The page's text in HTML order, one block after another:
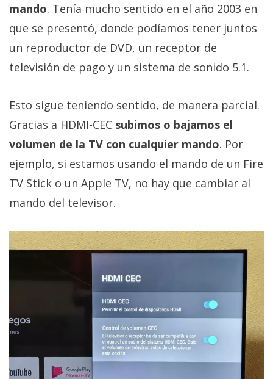
mando. Tenía mucho sentido en el año 2003 en
que se presentó, donde podíamos tener juntos
un reproductor de DVD, un receptor de
televisión de pago y un sistema de sonido 5.1.
Esto sigue teniendo sentido, de manera parcial.
Gracias a HDMI-CEC subimos o bajamos el
volumen de la TV con cualquier mando. Por
ejemplo, si estamos usando el mando de un Fire
TV Stick o un Apple TV, no hay que cambiar al
mando del televisor.